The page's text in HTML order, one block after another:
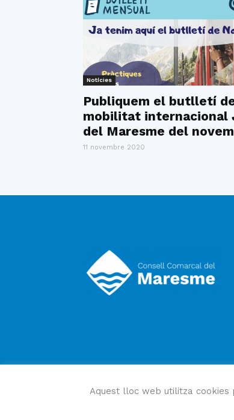
Notícies
Publiquem el butlletí
mobilitat internacional
del Maresme del
11 novembre 2020
Aquest lloc web utilitza